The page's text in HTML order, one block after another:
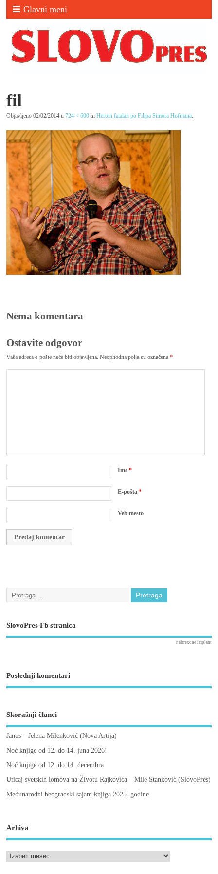
Glavni meni
fil
Objavljeno02/02/2014 u724 × 600 inHeroin fatalan po Filipa Simora Hofmana.
Nema komentara
Ostavite odgovor
Vaša adresa e-pošte neće biti objavljena. Neophodna polja su označena*
Ime*
E-pošta*
Veb mesto
SlovoPres Fb stranica
naltrexone implant
Poslednji komentari
Skorašnji članci
Janus – Jelena Milenković (Nova Artija)
Noć knjige od 12. do 14. juna 2026!
Noć knjige od 12. do 14. decembra
Uticaj svetskih lomova na Životu Rajkovića – Mile Stanković (SlovoPres)
Međunarodni beogradski sajam knjiga 2025. godine
Arhiva